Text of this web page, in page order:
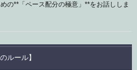
の**「ペース配分の極意」**をお話ししま
ルール】